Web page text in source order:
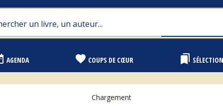
AGENDA favorite COUPS DE CŒUR bookmarks
Chargement